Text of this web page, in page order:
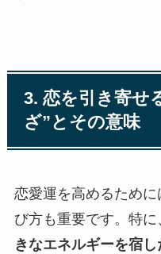
3. 恋を引き寄せ
ざ”とその意味
恋愛運を高めるため
び方も重要です。特
きなエネルギーを宿し